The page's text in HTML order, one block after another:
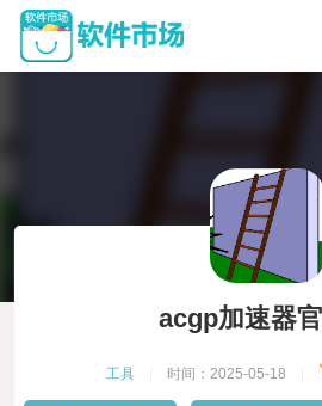
acgp加速器
工具 时间：2025-05-18